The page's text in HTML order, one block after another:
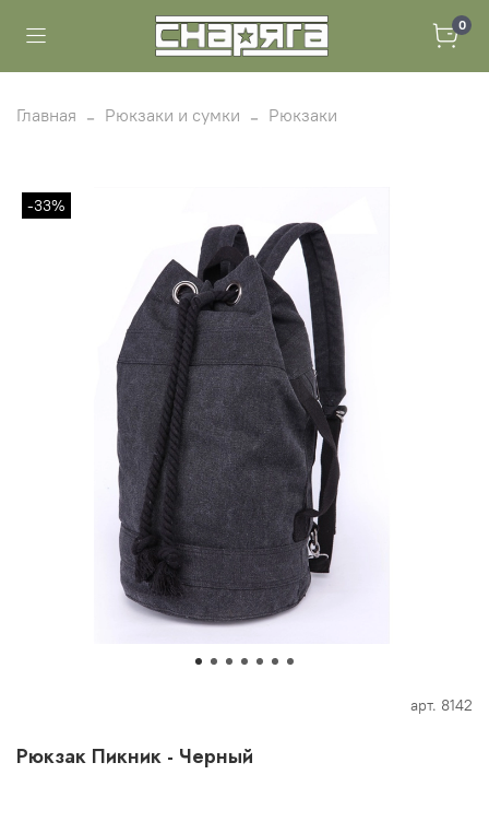
0
Главная Рюкзаки и сумки Рюкзаки
-33%
арт. 8142
Рюкзак Пикник - Черный